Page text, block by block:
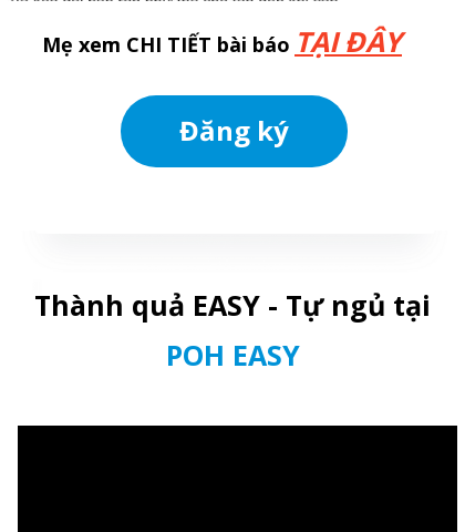
Đăng ký
Mẹ xem CHI TIẾT bài báo TẠI ĐÂY
Thành quả EASY - Tự ngủ tại
POH EASY